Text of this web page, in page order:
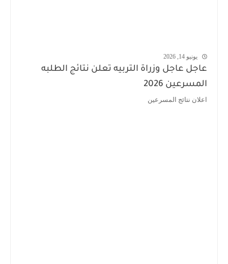
يونيو 14, 2026
عاجل عاجل وزراة التربيه تعلن نتائج الطلبه
المسرعين 2026
اعلان نتائج المسرعين